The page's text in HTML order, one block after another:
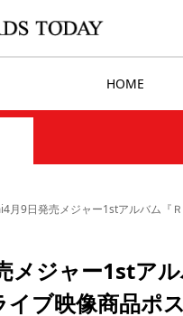
HOME
月9日発売メジャー1stアルバム『
メジャー1stア
ブ映像商品ポ